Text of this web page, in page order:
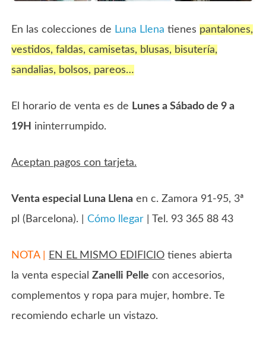
En las colecciones de Luna Llenatienes pantalones,
vestidos, faldas, camisetas, blusas, bisutería,
sandalias, bolsos, pareos…
El horario de venta es de Lunes a Sábado de 9 a
19H ininterrumpido.
Aceptan pagos con tarjeta.
Venta especial Luna Llena en c. Zamora 91-95, 3ª
pl (Barcelona). |Cómo llegar | Tel. 93 365 88 43
NOTA | EN EL MISMO EDIFICIO tienes abierta
la venta especialZanelli Pelle con accesorios,
complementos y ropa para mujer, hombre. Te
recomiendo echarle un vistazo.